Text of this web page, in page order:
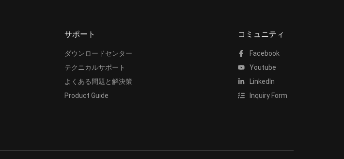
サポート
ダウンロードセンター
テクニカルサポート
よくある問題と解決策
Product Guide
コミュニティ
Facebook
Youtube
LinkedIn
Inquiry Form